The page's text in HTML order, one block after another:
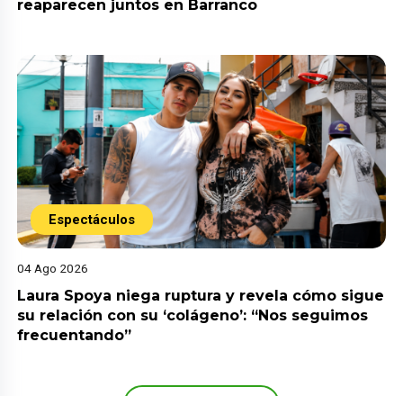
reaparecen juntos en Barranco
Espectáculos
04 Ago 2026
Laura Spoya niega ruptura y revela cómo sigue
su relación con su ‘colágeno’: “Nos seguimos
frecuentando”